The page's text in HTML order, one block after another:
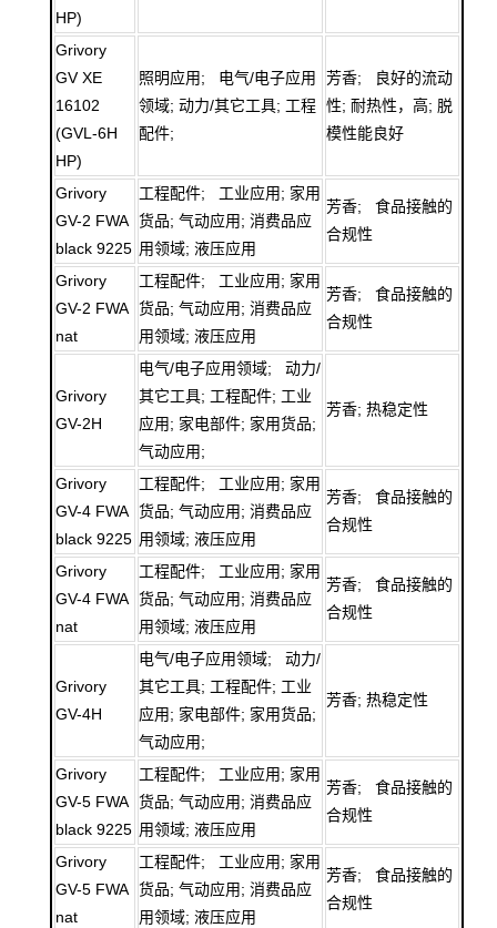
HP)
Grivory
GV XE
16102
(GVL-6H
HP)
照明应用; 电气/电子应用
领域; 动力/其它工具; 工程
配件;
芳香; 良好的流动
性; 耐热性，高; 脱
模性能良好
Grivory
GV-2 FWA
black 9225
工程配件; 工业应用; 家用
货品; 气动应用; 消费品应
用领域; 液压应用
芳香; 食品接触的
合规性
Grivory
GV-2 FWA
nat
工程配件; 工业应用; 家用
货品; 气动应用; 消费品应
用领域; 液压应用
芳香; 食品接触的
合规性
Grivory
GV-2H
电气/电子应用领域; 动力/
其它工具; 工程配件; 工业
应用; 家电部件; 家用货品;
气动应用;
芳香; 热稳定性
Grivory
GV-4 FWA
black 9225
工程配件; 工业应用; 家用
货品; 气动应用; 消费品应
用领域; 液压应用
芳香; 食品接触的
合规性
Grivory
GV-4 FWA
nat
工程配件; 工业应用; 家用
货品; 气动应用; 消费品应
用领域; 液压应用
芳香; 食品接触的
合规性
Grivory
GV-4H
电气/电子应用领域; 动力/
其它工具; 工程配件; 工业
应用; 家电部件; 家用货品;
气动应用;
芳香; 热稳定性
Grivory
GV-5 FWA
black 9225
工程配件; 工业应用; 家用
货品; 气动应用; 消费品应
用领域; 液压应用
芳香; 食品接触的
合规性
Grivory
GV-5 FWA
nat
工程配件; 工业应用; 家用
货品; 气动应用; 消费品应
用领域; 液压应用
芳香; 食品接触的
合规性